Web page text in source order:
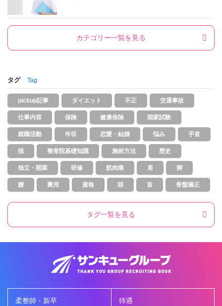
カテゴリー一覧を見る
タグ Tag
pickup記事 ダイエット 不正 交通事故
仕事内容 保険 健康保険 国家試験
就職活動 年収 恋愛・結婚 悩み 手首
指 整骨院基礎知識 施術方法 歴史
独立・開業 研修 筋肉痛 肩 脚
腰 費用 資格 頭 首 骨盤矯正
タグ一覧を見る
柔整師・新卒 待遇